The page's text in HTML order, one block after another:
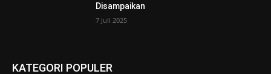
Disampaikan
7 Juli 2025
KATEGORI POPULER